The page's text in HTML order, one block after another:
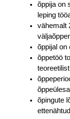
õppija on
leping
vähemalt
õppijal on
õppetöö
õpingute